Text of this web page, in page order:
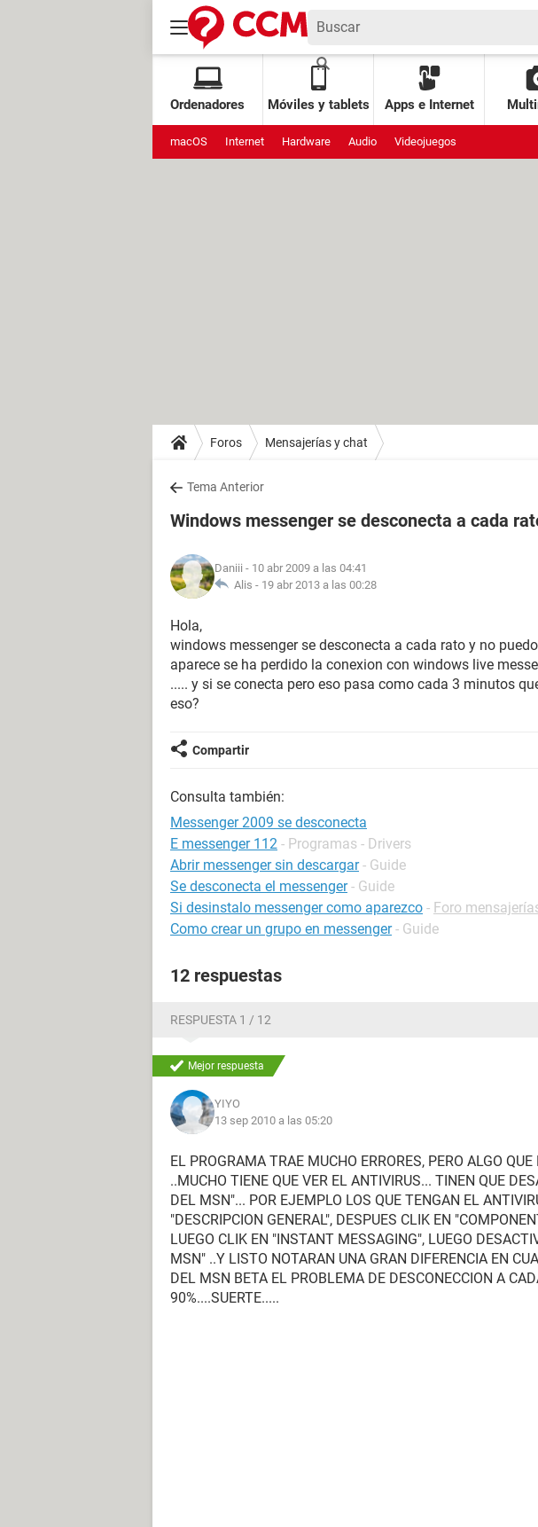
Ordenadores Móviles y tablets Apps e Internet
macOS Internet Hardware Audio Videojuegos
Foros Mensajerías y chat
Tema Anterior
Windows messenger se desconecta a cada
Daniii - 10 abr 2009 a las 04:41
Alis - 19 abr 2013 a las 00:28
Hola,
windows messenger se desconecta a cada rato y no
aparece se ha perdido la conexion con windows live
..... y si se conecta pero eso pasa como cada 3 minutos
eso?
Compartir
Consulta también:
Messenger 2009 se desconecta
E messenger 112 - Programas - Drivers
Abrir messenger sin descargar - Guide
Se desconecta el messenger - Guide
Si desinstalo messenger como aparezco - Foro
Como crear un grupo en messenger - Guide
12 respuestas
RESPUESTA 1 / 12
Mejor respuesta
YIYO
13 sep 2010 a las 05:20
EL PROGRAMA TRAE MUCHO ERRORES, PERO ALGO QUE
..MUCHO TIENE QUE VER EL ANTIVIRUS... TINEN QUE
DEL MSN"... POR EJEMPLO LOS QUE TENGAN EL
"DESCRIPCION GENERAL", DESPUES CLIK EN
LUEGO CLIK EN "INSTANT MESSAGING", LUEGO
MSN" ..Y LISTO NOTARAN UNA GRAN DIFERENCIA EN
DEL MSN BETA EL PROBLEMA DE DESCONECCION A
90%....SUERTE.....